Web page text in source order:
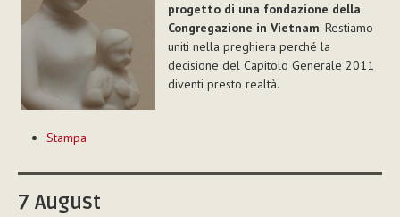
progetto di una fondazione della
Congregazione in Vietnam. Restiamo
uniti nella preghiera perché la
decisione del Capitolo Generale 2011
diventi presto realtà.
Stampa
7 August